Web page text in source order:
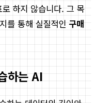
하지 않습니다. 그 목
를 통해 실질적인 구매
하는 AI